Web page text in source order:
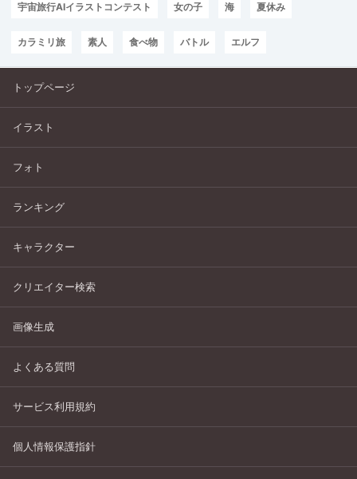
宇宙旅行AIイラストコンテスト 女の子 海 夏休み
カラミリ旅 素人 食べ物 バトル エルフ
トップページ
イラスト
フォト
ランキング
キャラクター
クリエイター検索
画像生成
よくある質問
サービス利用規約
個人情報保護指針